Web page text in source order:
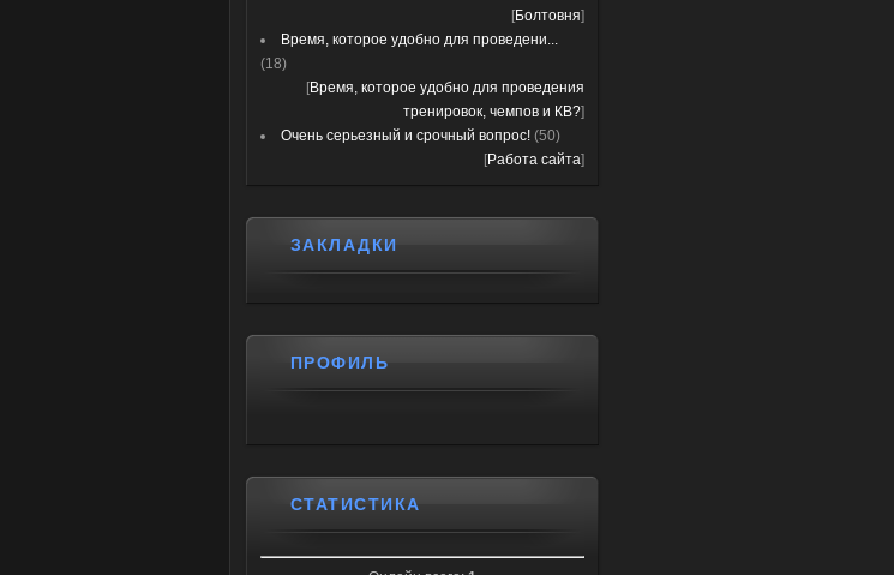
[Болтовня]
Время, которое удобно для проведени...
(18)
[Время, которое удобно для проведения
тренировок, чемпов и КВ?]
Очень серьезный и срочный вопрос! (50)
[Работа сайта]
ЗАКЛАДКИ
ПРОФИЛЬ
СТАТИСТИКА